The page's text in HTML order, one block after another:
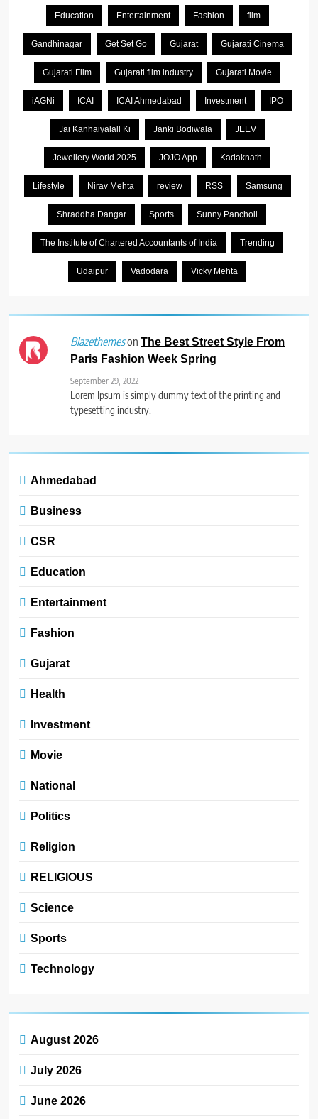
Education Entertainment Fashion film
Gandhinagar Get Set Go Gujarat Gujarati Cinema
Gujarati Film Gujarati film industry Gujarati Movie
iAGNi ICAI ICAI Ahmedabad Investment IPO
Jai Kanhaiyalall Ki Janki Bodiwala JEEV
Jewellery World 2025 JOJO App Kadaknath
Lifestyle Nirav Mehta review RSS Samsung
Shraddha Dangar Sports Sunny Pancholi
The Institute of Chartered Accountants of India Trending
Udaipur Vadodara Vicky Mehta
BlazethemesonThe Best Street Style From
Paris Fashion Week Spring
September 29, 2022
Lorem Ipsum is simply dummy text of the printing and
typesetting industry.
Ahmedabad
Business
CSR
Education
Entertainment
Fashion
Gujarat
Health
Investment
Movie
National
Politics
Religion
RELIGIOUS
Science
Sports
Technology
August 2026
July 2026
June 2026